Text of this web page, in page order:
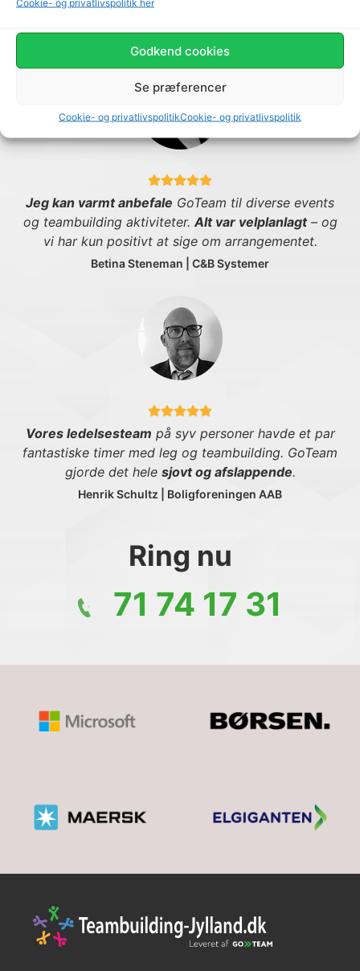
Cookie- og privatlivspolitik her
Godkend cookies
Se præferencer
Cookie- og privatlivspolitikCookie- og privatlivspolitik
Jeg kan varmt anbefale GoTeam til diverse events
og teambuilding aktiviteter.Alt var velplanlagt– og
vi har kun positivt at sige om arrangementet.
Betina Steneman | C&B Systemer
Vores ledelsesteam på syv personer havde et par
fantastiske timer med leg og teambuilding. GoTeam
gjorde det hele sjovt og afslappende.
Henrik Schultz | Boligforeningen AAB
Ring nu
71 74 17 31